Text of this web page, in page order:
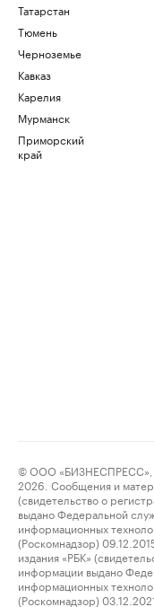
Татарстан
Тюмень
Черноземье
Кавказ
Карелия
Мурманск
Приморский
край
© ООО
2026. Сообщения и
(свидетельство о
выдано Федеральной
информационных
(Роскомнадзор)
издания «РБК»
информации выдано
информационных
(Роскомнадзор)